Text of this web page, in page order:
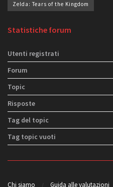
Zelda: Tears of the Kingdom
Statistiche forum
Utenti registrati
Forum
Topic
Risposte
Tag del topic
Tag topic vuoti
Chi siamo Guida alle valutazioni